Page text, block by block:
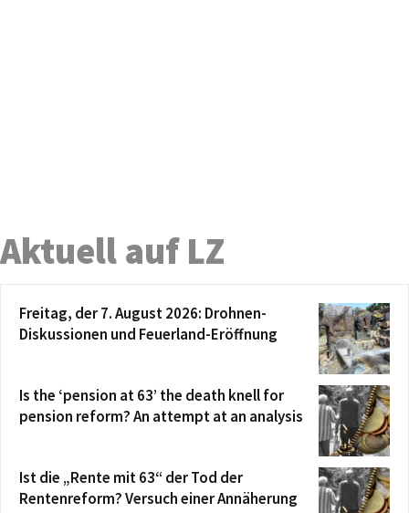
Aktuell auf LZ
Freitag, der 7. August 2026: Drohnen-
Diskussionen und Feuerland-Eröffnung
Is the ‘pension at 63’ the death knell for
pension reform? An attempt at an analysis
Ist die „Rente mit 63“ der Tod der
Rentenreform? Versuch einer Annäherung